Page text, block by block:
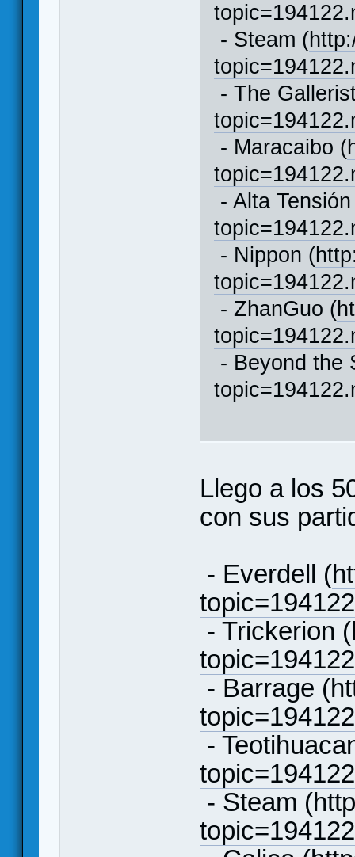
- Steam (
- The
- Maracaibo (
- Alta
- Nippon (
- ZhanGuo (
- Beyond the
Llego a los
con sus
- Everdell (
- Trickerion (
- Barrage (
-
- Steam (